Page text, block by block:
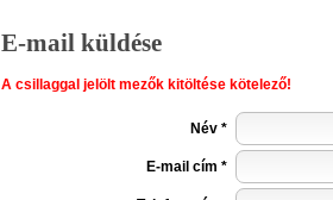
E-mail küldése
A csillaggal jelölt mezők kitöltése kötelező!
Név *
E-mail cím *